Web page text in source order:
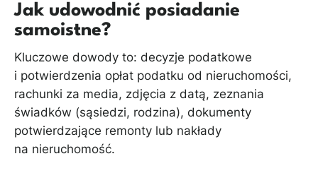
Jak udowodnić posiadanie
samoistne?
Kluczowe dowody to: decyzje podatkowe
i potwierdzenia opłat podatku od nieruchomości,
rachunki za media, zdjęcia z datą, zeznania
świadków (sąsiedzi, rodzina), dokumenty
potwierdzające remonty lub nakłady
na nieruchomość.